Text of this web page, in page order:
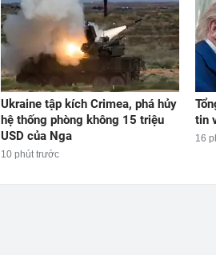
Ukraine tập kích Crimea, phá hủy
hệ thống phòng không 15 triệu
USD của Nga
10 phút trước
tin
16